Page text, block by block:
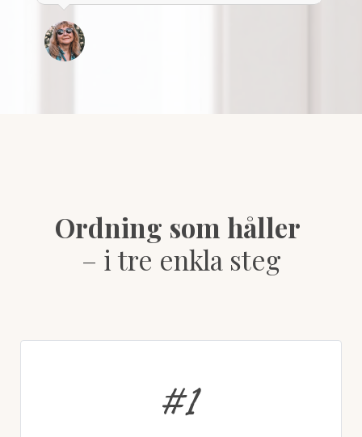
Ordning som håller
– i tre enkla steg
#1